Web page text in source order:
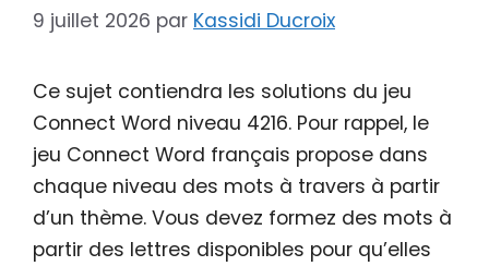
9 juillet 2026 par Kassidi Ducroix
Ce sujet contiendra les solutions du jeu
Connect Word niveau 4216. Pour rappel, le
jeu Connect Word français propose dans
chaque niveau des mots à travers à partir
d’un thème. Vous devez formez des mots à
partir des lettres disponibles pour qu’elles